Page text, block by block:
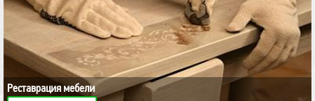
Реставрация мебели